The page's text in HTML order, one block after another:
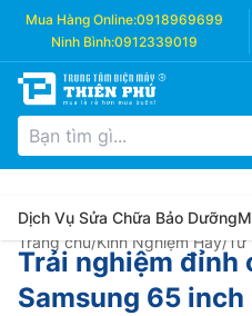
Mua Hàng Online:0918969699
Ninh Bình:0912339019
Dịch Vụ Sửa Chữa Bảo Dưỡng
Trang chủ/Kinh Nghiệm Hay/Tư
Trải nghiệm đỉnh
Samsung 65 inch